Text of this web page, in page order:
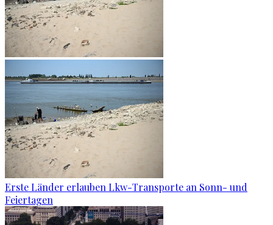
Erste Länder erlauben Lkw-Transporte an Sonn- und
Feiertagen